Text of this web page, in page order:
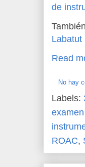
de
Labatut
Read
No hay
Labels:
ROAC,